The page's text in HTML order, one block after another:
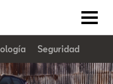
Seguridad